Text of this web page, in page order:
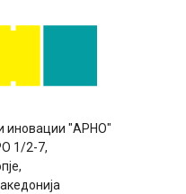
иновации "АРНО"
1/2-7,